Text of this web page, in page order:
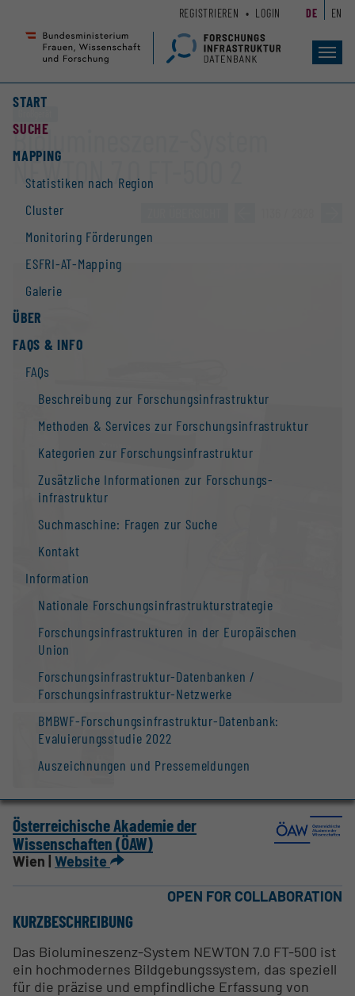
Seiteninhalt
Accesskey
Hauptnavigation
Accesskey
START
SUCHE
MAPPING
Statistiken nach Region
Cluster
Monitoring Förderungen
ESFRI-AT-Mapping
Galerie
ÜBER
FAQS & INFO
FAQs
Beschreibung zur Forschungs­infrastruktur
Methoden & Services zur Forschungs­infrastruktur
Kategorien zur Forschungs­infrastruktur
Zusätzliche Informationen zur Forschungs­
infrastruktur
Suchmaschine: Fragen zur Suche
Kontakt
Information
Nationale Forschungs­infrastruktur­strategie
Forschungs­infrastrukturen in der Europäischen
Union
Forschungs­infrastruktur-Datenbanken /
Forschungs­infrastruktur-Netzwerke
BMBWF-Forschungsinfrastruktur-Datenbank:
Evaluierungsstudie 2022
Auszeichnungen und Pressemeldungen
REGISTRIEREN LOGIN DE EN
Biolumineszenz-System
NEWTON 7.0 FT-500 2
Österreichische Akademie der
Wissenschaften (ÖAW)
Wien | Website
OPEN FOR COLLABORATION
KURZBESCHREIBUNG
Das Biolumineszenz-System NEWTON 7.0 FT-500 ist
ein hochmodernes Bildgebungssystem, das speziell
für die präzise und empfindliche Erfassung von